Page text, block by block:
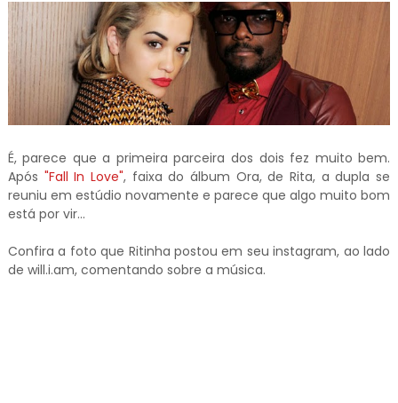
É, parece que a primeira parceira dos dois fez muito bem.
Após "Fall In Love", faixa do álbum Ora, de Rita, a dupla se
reuniu em estúdio novamente e parece que algo muito bom
está por vir...
Confira a foto que Ritinha postou em seu instagram, ao lado
de will.i.am, comentando sobre a música.